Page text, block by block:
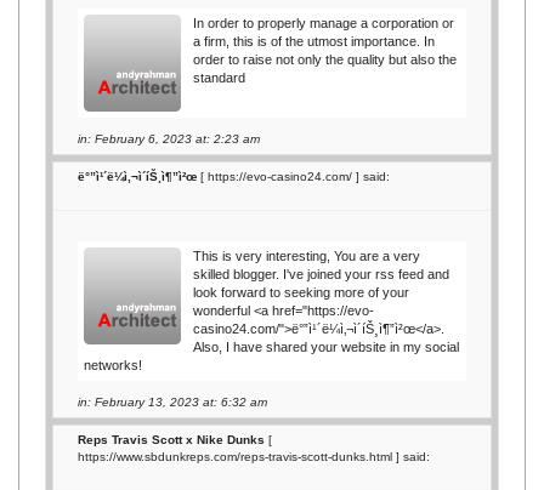
In order to properly manage a corporation or
a firm, this is of the utmost importance. In
order to raise not only the quality but also the
standard
in: February 6, 2023 at: 2:23 am
ë°”ì¹´ë¼ì‚¬ì´íŠ¸ì¶”ì²œ [https://evo-casino24.com/ ] said:
This is very interesting, You are a very
skilled blogger. I've joined your rss feed and
look forward to seeking more of your
wonderful <a href="https://evo-
casino24.com/">ë°”ì¹´ë¼ì‚¬ì´íŠ¸ì¶”ì²œ</a>.
Also, I have shared your website in my social
networks!
in: February 13, 2023 at: 6:32 am
Reps Travis Scott x Nike Dunks [
https://www.sbdunkreps.com/reps-travis-scott-dunks.html ] said: